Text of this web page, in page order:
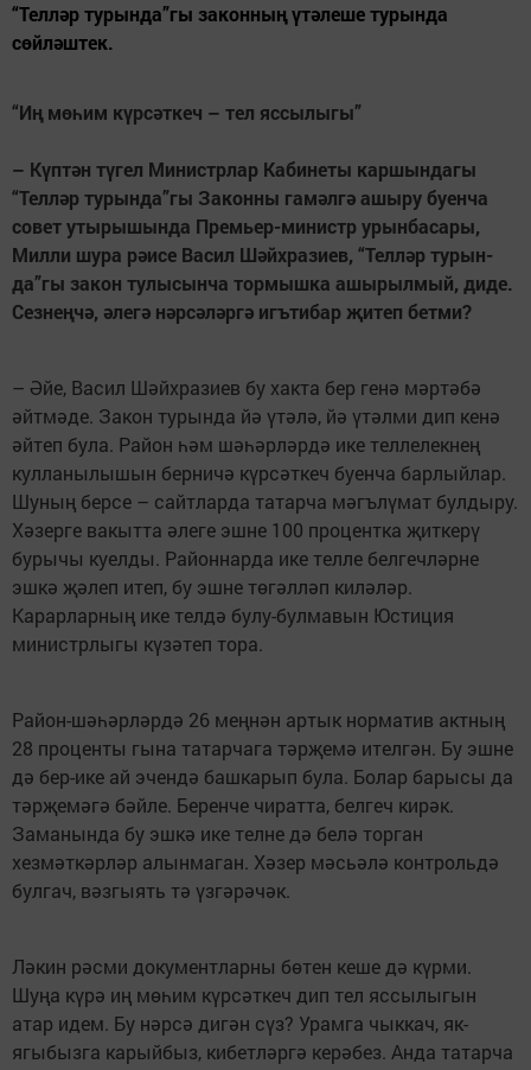
“Телләр турында”гы законның үтәлеше турында
сөйләштек.
“Иң мөһим күрсәткеч – тел яссылыгы”
– Күптән түгел Министрлар Кабинеты каршындагы
“Телләр ту­рында”гы Законны гамәлгә ашыру буенча
совет утырышында Пре­мьер-министр урынбасары,
Милли шура рәисе Васил Шәйхразиев, “Телләр турын­
да”гы закон тулысынча тормышка ашырылмый, диде.
Сезнеңчә, әлегә нәрсәләргә игътибар җитеп бетми?
– Әйе, Васил Шәйхразиев бу хакта бер генә мәртәбә
әйтмәде. Закон турында йә үтәлә, йә үтәлми дип кенә
әйтеп була. Район һәм шәһәрләрдә ике теллелекнең
кулланылышын берничә күрсәткеч буенча барлыйлар.
Шуның берсе – сайтларда татарча мәгълүмат булдыру.
Хәзерге вакытта әлеге эшне 100 процентка җиткерү
бурычы куелды. Районнарда ике телле бел­гечләрне
эшкә җәлеп итеп, бу эшне төгәлләп киләләр.
Карарларның ике телдә булу-булмавын Юстиция
министрлыгы күзәтеп тора.
Район-шәһәрләрдә 26 меңнән артык норматив актның
28 проценты гына татарчага тәрҗемә ителгән. Бу эшне
дә бер-ике ай эчендә башкарып була. Болар барысы да
тәрҗемәгә бәйле. Беренче чиратта, белгеч кирәк.
Заманында бу эшкә ике телне дә белә торган
хезмәткәрләр алынмаган. Хәзер мәсьәлә контрольдә
булгач, вәз­гыять тә үзгәрәчәк.
Ләкин рәсми документларны бөтен кеше дә күрми.
Шуңа күрә иң мөһим күрсәткеч дип тел яссылыгын
атар идем. Бу нәрсә дигән сүз? Урамга чыккач, як-
ягыбызга карыйбыз, кибетләргә керәбез. Анда татарча